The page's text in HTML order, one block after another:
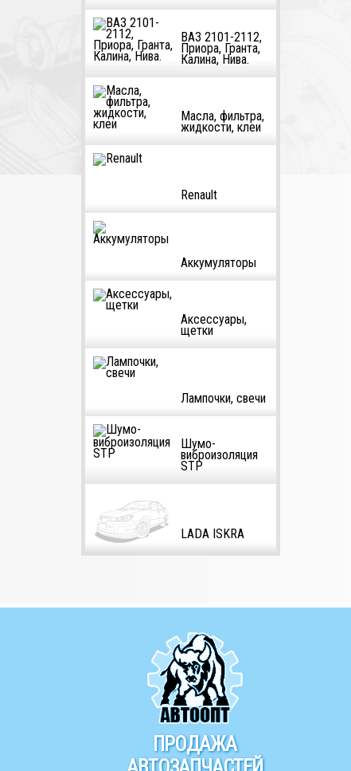
ВАЗ 2101-2112,
Приора, Гранта,
Калина, Нива.
Масла, фильтра,
жидкости, клеи
Renault
Аккумуляторы
Аксессуары,
щетки
Лампочки, свечи
Шумо-
виброизоляция
STP
LADA ISKRA
ПРОДАЖА